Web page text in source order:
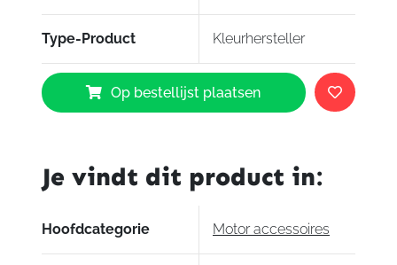
Type-Product Kleurhersteller
S
100
Kleurhersteller
Op bestellijst plaatsen
Je vindt dit product in:
Hoofdcategorie Motor accessoires